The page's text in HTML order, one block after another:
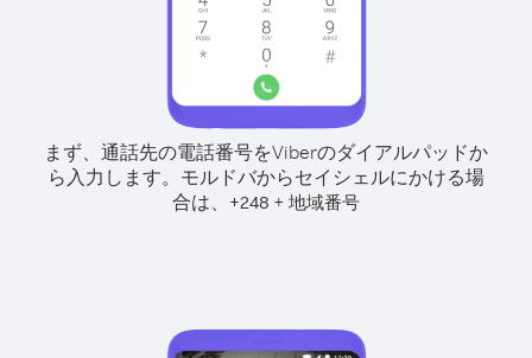
まず、通話先の電話番号をViberのダイアルパッドか
ら入力します。 モルドバからセイシェルにかける場
合は、 +248 + 地域番号